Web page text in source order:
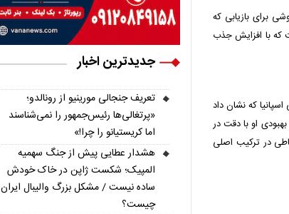
برای بازیابی که
که با افزایش جذب
که نشان داد
او با دقت در
در ترکیب اصلی
جدیدترین اخبار
تعریف جنجالی مورینیو از رونالدو؛
«پرتغالی‌ها رئیس‌جمهور را نمی‌شناسند
اما کریستیانو را چرا!»
هشدار عطایی پیش از جنگ سهمیه
المپیک؛ شکست ژاپن در خاک خودش
ساده نیست / مشکل بزرگ والیبال ایران
چیست؟